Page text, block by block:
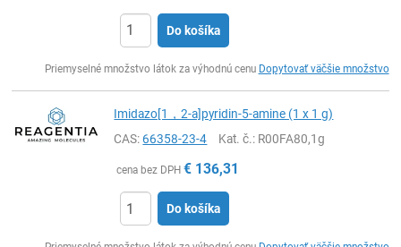
Do košíka
Priemyselné množstvo látok za výhodnú cenu Dopytovať väčšie množstvo
Imidazo[1，2-a]pyridin-5-amine (1 x 1 g)
CAS:66358-23-4 Kat. č.: R00FA80,1g
cena bez DPH € 136,31
Do košíka